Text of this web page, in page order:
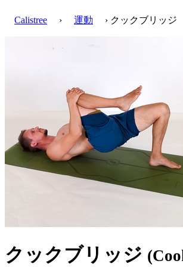
Calistree › 運動 › クックブリッジ
クックブリッジ